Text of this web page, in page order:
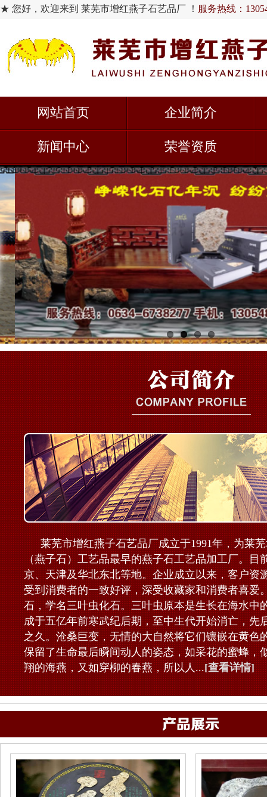
★ 您好，欢迎来到 莱芜市增红燕子石艺品厂 ！ 服务热线：
网站首页 企业简介
新闻中心 荣誉资质
莱芜市增红燕子石艺品厂成立于1991年，为莱
（燕子石）工艺品最早的燕子石工艺品加工厂。目
京、天津及华北东北等地。企业成立以来，客户资
受到消费者的一致好评，深受收藏家和消费者喜爱
石，学名三叶虫化石。三叶虫原本是生长在海水中
成于五亿年前寒武纪后期，至中生代开始消亡，先
之久。沧桑巨变，无情的大自然将它们镶嵌在黄色
保留了生命最后瞬间动人的姿态，如采花的蜜蜂，
翔的海燕，又如穿柳的春燕，所以人...[查看详情]